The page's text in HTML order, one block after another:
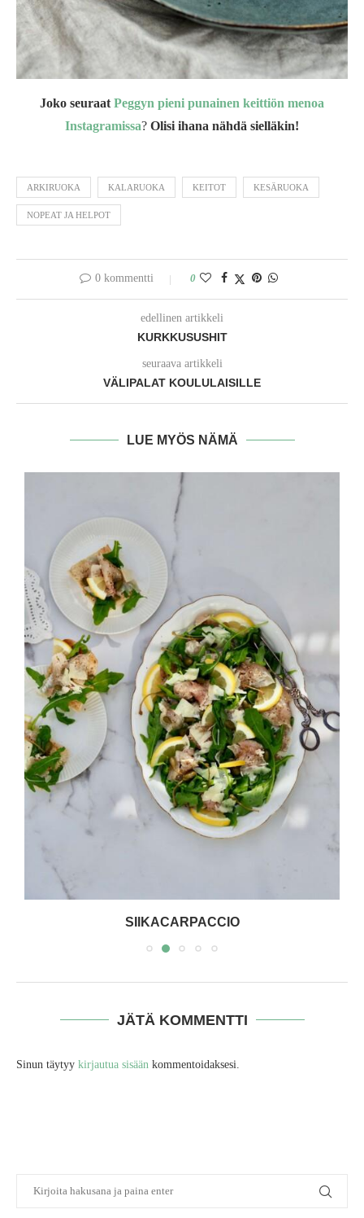
Joko seuraat Peggyn pieni punainen keittiön menoa
Instagramissa? Olisi ihana nähdä sielläkin!
ARKIRUOKA KALARUOKA KEITOT KESÄRUOKA
NOPEAT JA HELPOT
0 kommentti 0
edellinen artikkeli
KURKKUSUSHIT
seuraava artikkeli
VÄLIPALAT KOULULAISILLE
LUE MYÖS NÄMÄ
SIIKACARPACCIO
JÄTÄ KOMMENTTI
Sinun täytyy kirjautua sisään kommentoidaksesi.